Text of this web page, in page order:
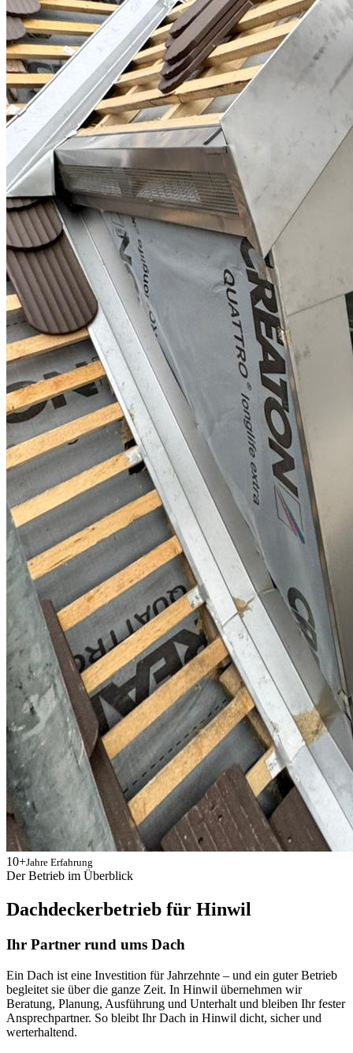
10+Jahre Erfahrung
Der Betrieb im Überblick
Dachdeckerbetrieb für Hinwil
Ihr Partner rund ums Dach
Ein Dach ist eine Investition für Jahrzehnte – und ein guter Betrieb
begleitet sie über die ganze Zeit. In Hinwil übernehmen wir
Beratung, Planung, Ausführung und Unterhalt und bleiben Ihr fester
Ansprechpartner. So bleibt Ihr Dach in Hinwil dicht, sicher und
werterhaltend.